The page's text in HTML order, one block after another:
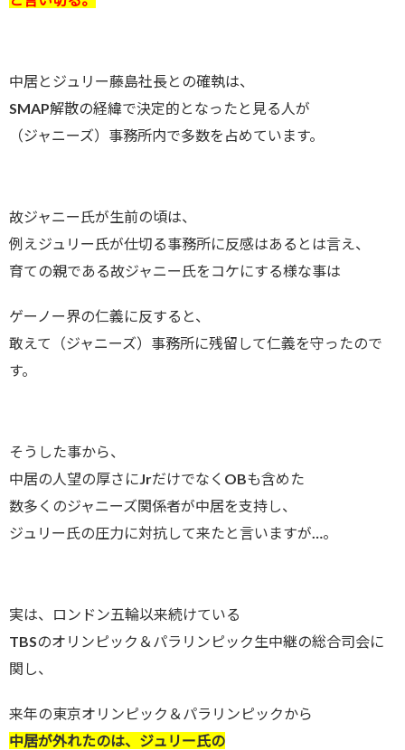
中居とジュリー藤島社長との確執は、
SMAP解散の経緯で決定的となったと見る人が
（ジャニーズ）事務所内で多数を占めています。
故ジャニー氏が生前の頃は、
例えジュリー氏が仕切る事務所に反感はあるとは言え、
育ての親である故ジャニー氏をコケにする様な事は
ゲーノー界の仁義に反すると、
敢えて（ジャニーズ）事務所に残留して仁義を守ったので
す。
そうした事から、
中居の人望の厚さにJrだけでなくOBも含めた
数多くのジャニーズ関係者が中居を支持し、
ジュリー氏の圧力に対抗して来たと言いますが…。
実は、ロンドン五輪以来続けている
TBSのオリンピック＆パラリンピック生中継の総合司会に
関し、
来年の東京オリンピック＆パラリンピックから
中居が外れたのは、ジュリー氏の